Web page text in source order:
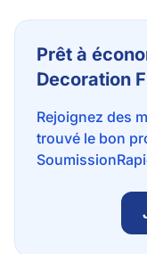
Prêt à
Decoration
Rejoignez des
trouvé le bon